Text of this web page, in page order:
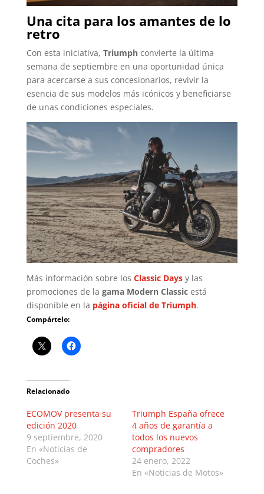
Una cita para los amantes de lo
retro
Con esta iniciativa, Triumphconvierte la última
semana de septiembre en una oportunidad única
para acercarse a sus concesionarios, revivir la
esencia de sus modelos más icónicos y beneficiarse
de unas condiciones especiales.
Más información sobre los Classic Daysy las
promociones de la gama Modern Classicestá
disponible en la página oficial de Triumph.
Compártelo:
Relacionado
ECOMOV presenta su
edición 2020
9 septiembre, 2020
En «Noticias de
Coches»
Triumph España ofrece
4 años de garantía a
todos los nuevos
compradores
24 enero, 2022
En «Noticias de Motos»